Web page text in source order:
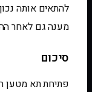
להתאים אותה
מענה גם לאחר
סיכום
פתיחת תא מטען